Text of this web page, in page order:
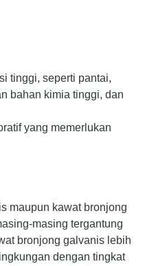
tinggi, seperti pantai,
bahan kimia tinggi, dan
yang memerlukan
maupun kawat bronjong
masing tergantung
bronjong galvanis lebih
dengan tingkat